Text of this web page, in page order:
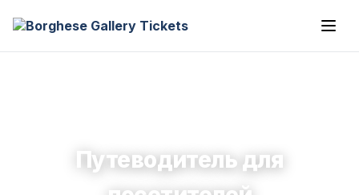
Путеводитель для